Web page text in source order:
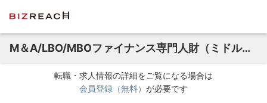
M＆A/LBO/MBOファイナンス専門人財（ミドル・バック人財）
転職・求人情報の詳細をご覧になる場合は
会員登録（無料） が必要です